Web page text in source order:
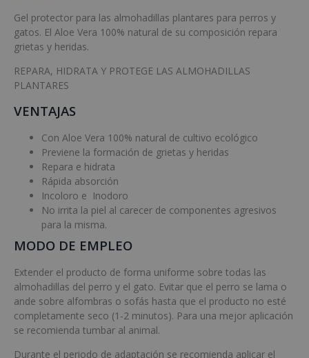
Gel protector para las almohadillas plantares para perros y
gatos. El Aloe Vera 100% natural de su composición repara
grietas y heridas.
REPARA, HIDRATA Y PROTEGE LAS ALMOHADILLAS
PLANTARES
VENTAJAS
Con Aloe Vera 100% natural de cultivo ecológico
Previene la formación de grietas y heridas
Repara e hidrata
Rápida absorción
Incoloro e Inodoro
No irrita la piel al carecer de componentes agresivos
para la misma.
MODO DE EMPLEO
Extender el producto de forma uniforme sobre todas las
almohadillas del perro y el gato. Evitar que el perro se lama o
ande sobre alfombras o sofás hasta que el producto no esté
completamente seco (1-2 minutos). Para una mejor aplicación
se recomienda tumbar al animal.
Durante el periodo de adaptación se recomienda aplicar el